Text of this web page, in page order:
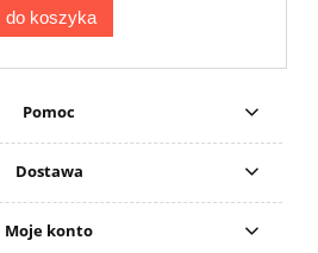
do koszyka
Pomoc
Dostawa
Moje konto